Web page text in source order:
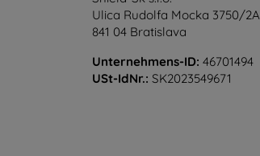
Ulica Rudolfa Mocka 3750/2A
841 04 Bratislava
Unternehmens-ID: 46701494
USt-IdNr.: SK2023549671